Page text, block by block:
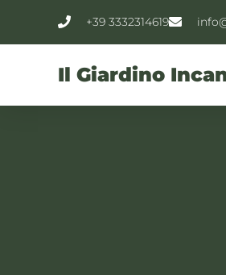
+39 3332314619
Il Giardino